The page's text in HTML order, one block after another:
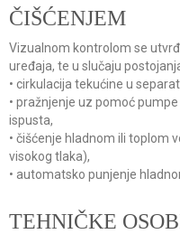
ČIŠĆENJEM
Vizualnom kontrolom se
uređaja, te u slučaju
• cirkulacija tekućine u
• pražnjenje uz pomoć
ispusta,
• čišćenje hladnom ili toplom
visokog tlaka),
• automatsko punjenje
TEHNIČKE